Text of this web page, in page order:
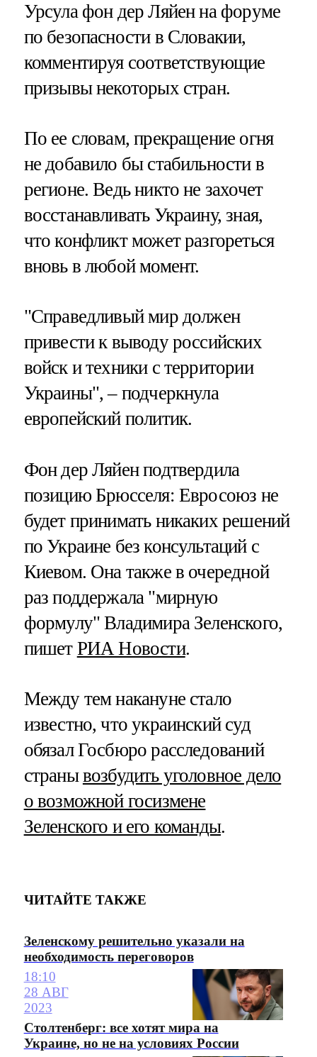
Урсула фон дер Ляйен на форуме
по безопасности в Словакии,
комментируя соответствующие
призывы некоторых стран.
По ее словам, прекращение огня
не добавило бы стабильности в
регионе. Ведь никто не захочет
восстанавливать Украину, зная,
что конфликт может разгореться
вновь в любой момент.
"Справедливый мир должен
привести к выводу российских
войск и техники с территории
Украины", – подчеркнула
европейский политик.
Фон дер Ляйен подтвердила
позицию Брюсселя: Евросоюз не
будет принимать никаких решений
по Украине без консультаций с
Киевом. Она также в очередной
раз поддержала "мирную
формулу" Владимира Зеленского,
пишет РИА Новости.
Между тем накануне стало
известно, что украинский суд
обязал Госбюро расследований
странывозбудить уголовное дело
о возможной госизмене
Зеленского и его команды.
ЧИТАЙТЕ ТАКЖЕ
Зеленскому решительно указали на
необходимость переговоров
18:10
28 АВГ
2023
Столтенберг: все хотят мира на
Украине, но не на условиях России